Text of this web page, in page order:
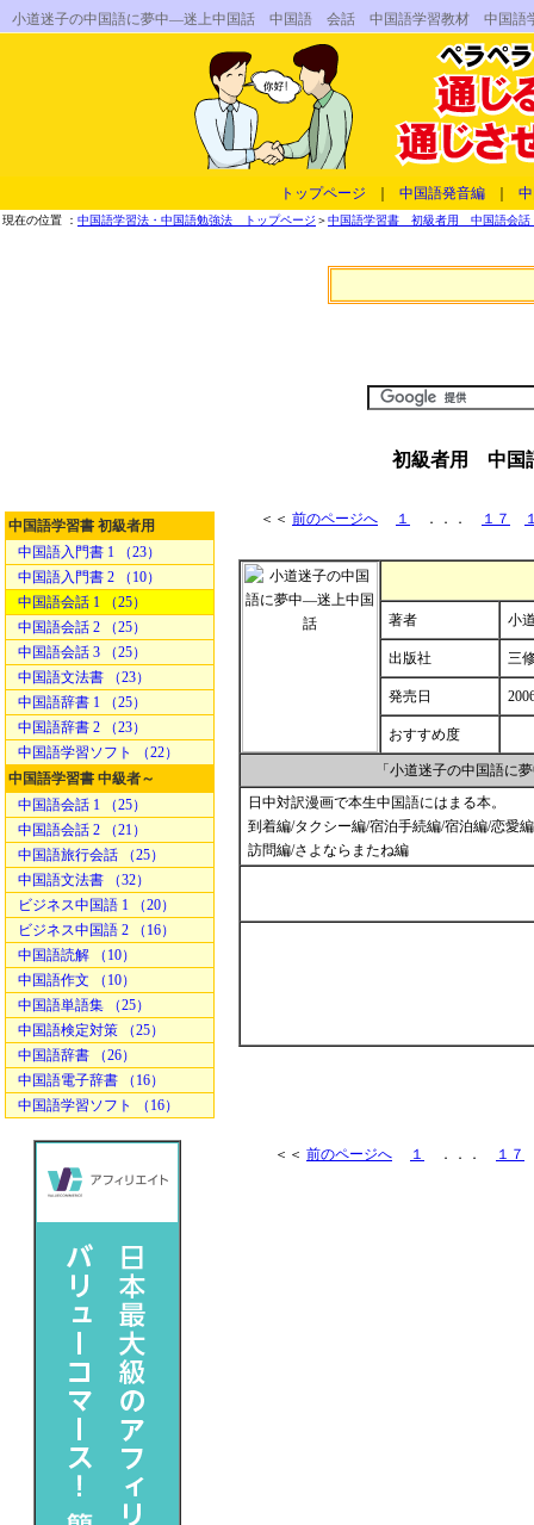
小道迷子の中国語に夢中―迷上中国話 中国語 会話 中国語学習教材 中国
トップページ 中国語発音編
現在の位置 ： 中国語学習法・中国語勉強法 トップページ ＞中国語学習書 初級者用 中国語会話
初級者用 中国
中国語学習書 初級者用
中国語入門書 1 （23）
中国語入門書 2 （10）
中国語会話 1 （25）
中国語会話 2 （25）
中国語会話 3 （25）
中国語文法書 （23）
中国語辞書 1 （25）
中国語辞書 2 （23）
中国語学習ソフト （22）
中国語学習書 中級者～
中国語会話 1 （25）
中国語会話 2 （21）
中国語旅行会話 （25）
中国語文法書 （32）
ビジネス中国語 1 （20）
ビジネス中国語 2 （16）
中国語読解 （10）
中国語作文 （10）
中国語単語集 （25）
中国語検定対策 （25）
中国語辞書 （26）
中国語電子辞書 （16）
中国語学習ソフト （16）
＜＜ 前のページへ １ ．．． １７
著者 小
出版社 三
発売日
おすすめ度
「小道迷子の中国語
日中対訳漫画で本生中国語にはまる本。
到着編/タクシー編/宿泊手続編/宿泊編/恋愛
訪問編/さよならまたね編
＜＜ 前のページへ １ ．．． １７